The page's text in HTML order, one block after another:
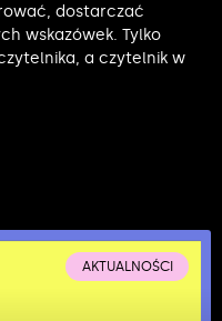
dostarczać
wskazówek. Tylko
a czytelnik w
AKTUALNOŚCI